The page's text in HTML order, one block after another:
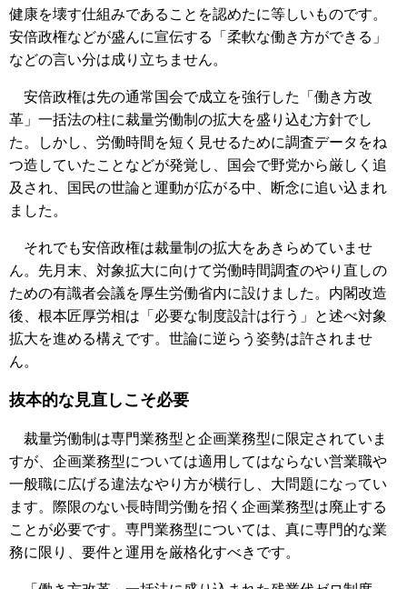
健康を壊す仕組みであることを認めたに等しいものです。
安倍政権などが盛んに宣伝する「柔軟な働き方ができる」
などの言い分は成り立ちません。
安倍政権は先の通常国会で成立を強行した「働き方改
革」一括法の柱に裁量労働制の拡大を盛り込む方針でし
た。しかし、労働時間を短く見せるために調査データをね
つ造していたことなどが発覚し、国会で野党から厳しく追
及され、国民の世論と運動が広がる中、断念に追い込まれ
ました。
それでも安倍政権は裁量制の拡大をあきらめていませ
ん。先月末、対象拡大に向けて労働時間調査のやり直しの
ための有識者会議を厚生労働省内に設けました。内閣改造
後、根本匠厚労相は「必要な制度設計は行う」と述べ対象
拡大を進める構えです。世論に逆らう姿勢は許されませ
ん。
抜本的な見直しこそ必要
裁量労働制は専門業務型と企画業務型に限定されていま
すが、企画業務型については適用してはならない営業職や
一般職に広げる違法なやり方が横行し、大問題になってい
ます。際限のない長時間労働を招く企画業務型は廃止する
ことが必要です。専門業務型については、真に専門的な業
務に限り、要件と運用を厳格化すべきです。